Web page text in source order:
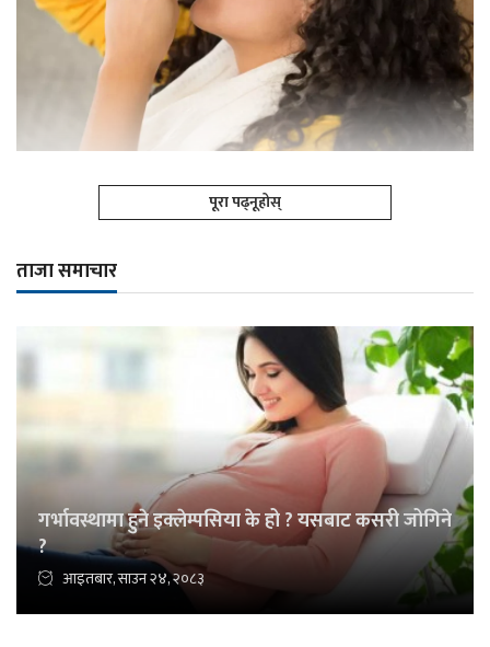
पूरा पढ्नूहोस्
ताजा समाचार
गर्भावस्थामा हुने इक्लेम्पसिया के हो ? यसबाट कसरी जोगिने
?
आइतबार, साउन २४, २०८३